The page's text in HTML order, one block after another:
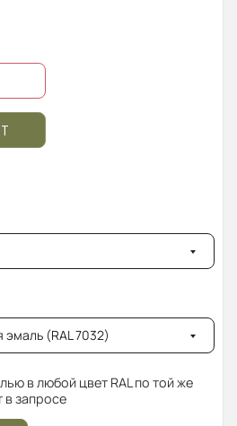
(RAL 7032)
в любой цвет RAL по той же
в запросе